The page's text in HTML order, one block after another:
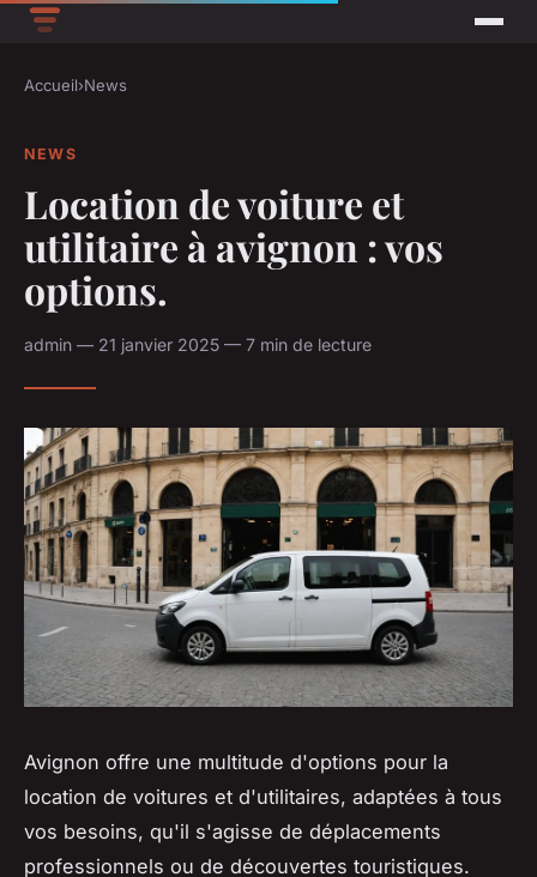
Accueil›News
NEWS
Location de voiture et
utilitaire à avignon : vos
options.
admin — 21 janvier 2025 — 7 min de lecture
Avignon offre une multitude d'options pour la
location de voitures et d'utilitaires, adaptées à tous
vos besoins, qu'il s'agisse de déplacements
professionnels ou de découvertes touristiques.